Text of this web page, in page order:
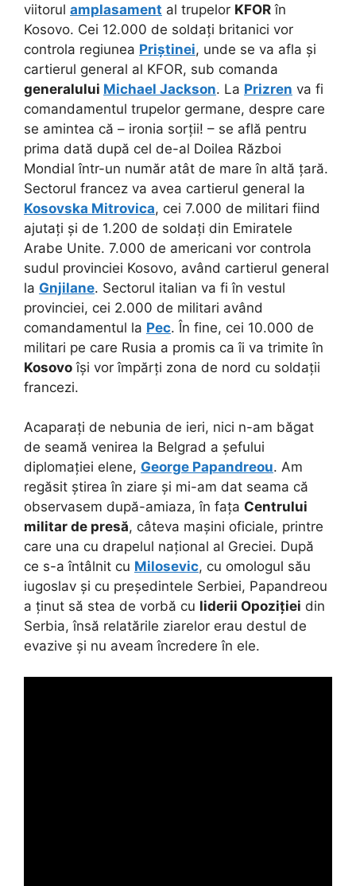
viitorul amplasament al trupelor KFOR în
Kosovo. Cei 12.000 de soldați britanici vor
controla regiunea Priștinei, unde se va afla și
cartierul general al KFOR, sub comanda
generalului Michael Jackson. La Prizren va fi
comandamentul trupelor germane, despre care
se amintea că – ironia sorții! – se află pentru
prima dată după cel de-al Doilea Război
Mondial într-un număr atât de mare în altă țară.
Sectorul francez va avea cartierul general la
Kosovska Mitrovica, cei 7.000 de militari fiind
ajutați și de 1.200 de soldați din Emiratele
Arabe Unite. 7.000 de americani vor controla
sudul provinciei Kosovo, având cartierul general
la Gnjilane. Sectorul italian va fi în vestul
provinciei, cei 2.000 de militari având
comandamentul la Pec. În fine, cei 10.000 de
militari pe care Rusia a promis ca îi va trimite în
Kosovo își vor împărți zona de nord cu soldații
francezi.
Acaparați de nebunia de ieri, nici n-am băgat
de seamă venirea la Belgrad a șefului
diplomației elene, George Papandreou. Am
regăsit știrea în ziare și mi-am dat seama că
observasem după-amiaza, în fața Centrului
militar de presă, câteva mașini oficiale, printre
care una cu drapelul național al Greciei. După
ce s-a întâlnit cu Milosevic, cu omologul său
iugoslav și cu președintele Serbiei, Papandreou
a ținut să stea de vorbă cu liderii Opoziției din
Serbia, însă relatările ziarelor erau destul de
evazive și nu aveam încredere în ele.